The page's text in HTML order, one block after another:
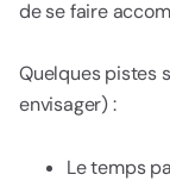
de se faire
Quelques pistes
envisager) :
Le temps